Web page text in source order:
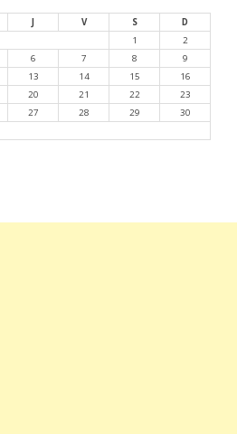
V S
D
1
2
6 7 8
9
13 14 15
16
20 21 22
23
27 28 29
30